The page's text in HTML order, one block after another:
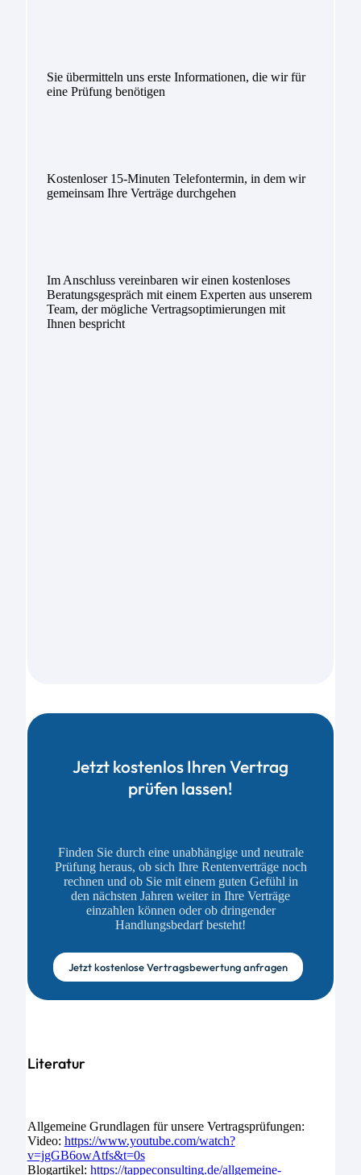
Sie übermitteln uns erste Informationen, die wir für
eine Prüfung benötigen
Kostenloser 15-Minuten Telefontermin, in dem wir
gemeinsam Ihre Verträge durchgehen
Im Anschluss vereinbaren wir einen kostenloses
Beratungsgespräch mit einem Experten aus unserem
Team, der mögliche Vertragsoptimierungen mit
Ihnen bespricht
Jetzt kostenlos Ihren Vertrag
prüfen lassen!
Finden Sie durch eine unabhängige und neutrale
Prüfung heraus, ob sich Ihre Rentenverträge noch
rechnen und ob Sie mit einem guten Gefühl in
den nächsten Jahren weiter in Ihre Verträge
einzahlen können oder ob dringender
Handlungsbedarf besteht!
Jetzt kostenlose Vertragsbewertung anfragen
Literatur
Allgemeine Grundlagen für unsere Vertragsprüfungen:
Video: https://www.youtube.com/watch?
v=jgGB6owAtfs&t=0s
Blogartikel: https://tappeconsulting.de/allgemeine-